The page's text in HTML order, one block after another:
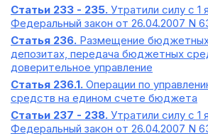
Статьи 233 - 235. Утратили силу с 1
Федеральный закон от 26.04.2007 N
Статья 236. Размещение
депозитах, передача бюджетных
доверительное управление
Статья 236.1. Операции по
средств на едином счете бюджета
Статьи 237 - 238. Утратили силу с 1
Федеральный закон от 26.04.2007 N